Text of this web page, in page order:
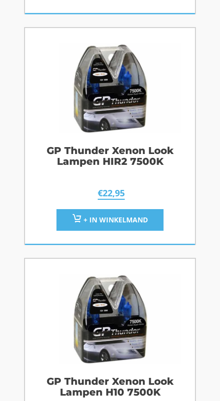
GP Thunder Xenon Look
Lampen HIR2 7500K
€22,95
+ IN WINKELMAND
GP Thunder Xenon Look
Lampen H10 7500K